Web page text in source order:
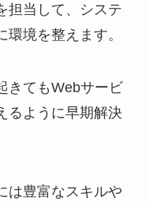
担当して、システ
境を整えます。
きてもWebサービ
るように早期解決
は豊富なスキルや